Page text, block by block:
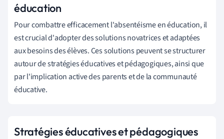
éducation
Pour combattre efficacement l'absentéisme en éducation, il
est crucial d'adopter des solutions novatrices et adaptées
aux besoins des élèves. Ces solutions peuvent se structurer
autour de stratégies éducatives et pédagogiques, ainsi que
par l'implication active des parents et de la communauté
éducative.
Stratégies éducatives et pédagogiques